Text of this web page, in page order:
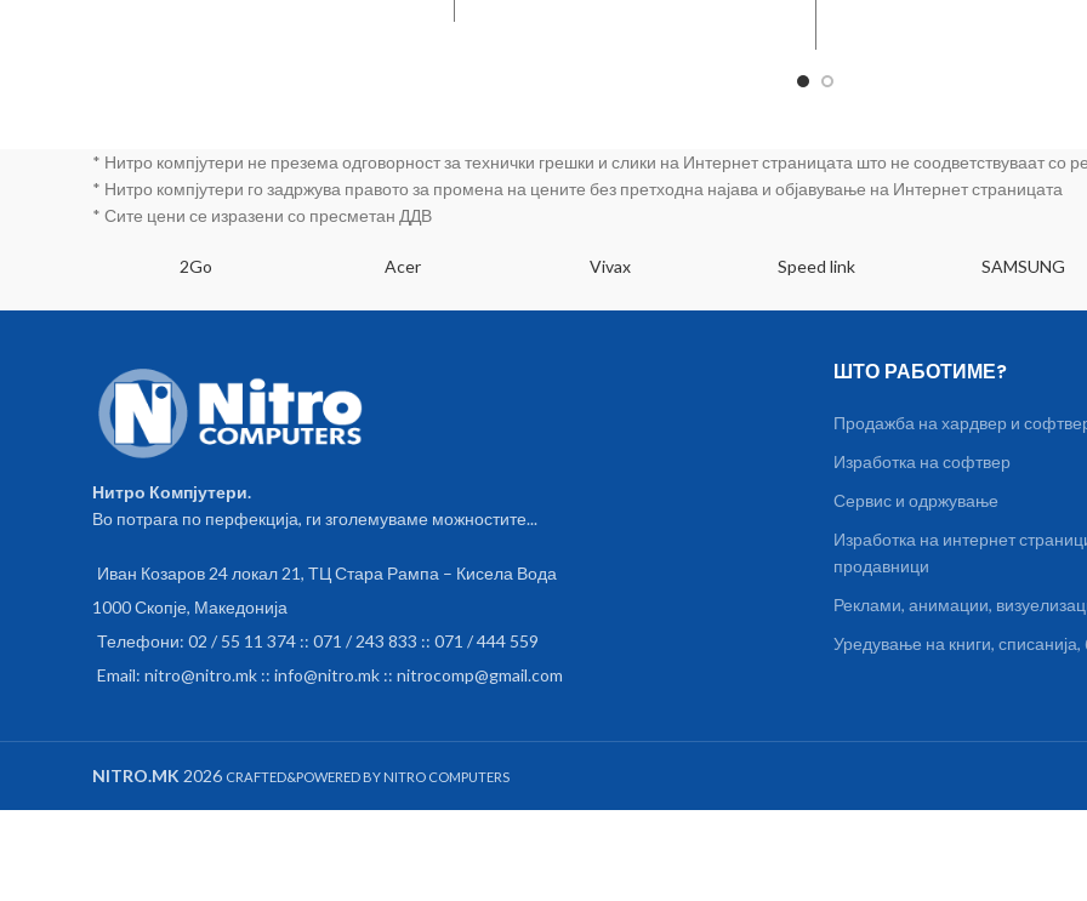
* Нитро компјутери не презема одговорност за технички грешки и слики на Интернет страницата што не соодветствуваат со
* Нитро компјутери го задржува правото за промена на цените без претходна најава и објавување на Интернет страницата
* Сите цени се изразени со пресметан ДДВ
2Go Acer Vivax Speed link SAMSUNG
Нитро Компјутери.
Во потрага по перфекција, ги зголемуваме можностите...
Иван Козаров 24 локал 21, ТЦ Стара Рампа – Кисела Вода
1000 Скопје, Македонија
Телефони: 02 / 55 11 374 :: 071 / 243 833 :: 071 / 444 559
Email: nitro@nitro.mk :: info@nitro.mk :: nitrocomp@gmail.com
ШТО РАБОТИМЕ?
Продажба на хардвер и
Изработка на софтвер
Сервис и одржување
Изработка на интернет
продавници
Реклами, анимации,
Уредување на книги,
NITRO.MK 2026 CRAFTED&POWERED BY NITRO COMPUTERS